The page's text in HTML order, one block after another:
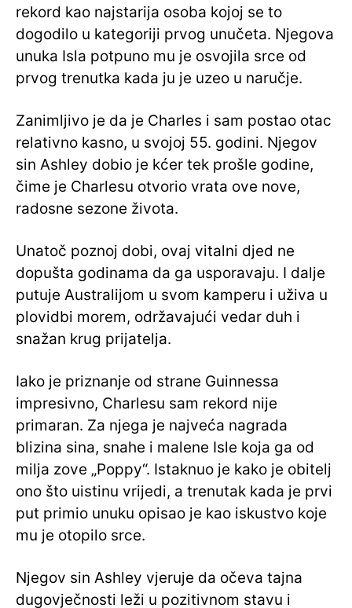
rekord kao najstarija osoba kojoj se to
dogodilo u kategoriji prvog unučeta. Njegova
unuka Isla potpuno mu je osvojila srce od
prvog trenutka kada ju je uzeo u naručje.
Zanimljivo je da je Charles i sam postao otac
relativno kasno, u svojoj 55. godini. Njegov
sin Ashley dobio je kćer tek prošle godine,
čime je Charlesu otvorio vrata ove nove,
radosne sezone života.
Unatoč poznoj dobi, ovaj vitalni djed ne
dopušta godinama da ga usporavaju. I dalje
putuje Australijom u svom kamperu i uživa u
plovidbi morem, održavajući vedar duh i
snažan krug prijatelja.
Iako je priznanje od strane Guinnessa
impresivno, Charlesu sam rekord nije
primaran. Za njega je najveća nagrada
blizina sina, snahe i malene Isle koja ga od
milja zove „Poppy“. Istaknuo je kako je obitelj
ono što uistinu vrijedi, a trenutak kada je prvi
put primio unuku opisao je kao iskustvo koje
mu je otopilo srce.
Njegov sin Ashley vjeruje da očeva tajna
dugovječnosti leži u pozitivnom stavu i